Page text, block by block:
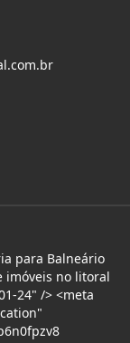
para Balneário
imóveis no litoral
24" /> <meta